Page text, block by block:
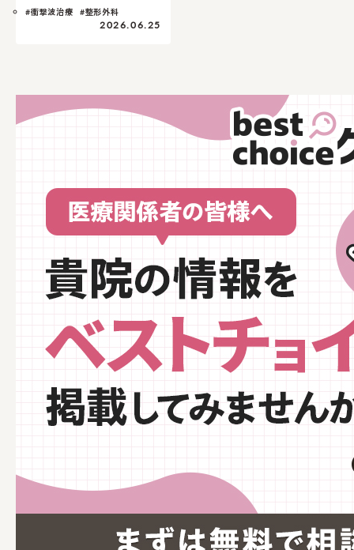
#衝撃波治療 #整形外科
2026.06.25